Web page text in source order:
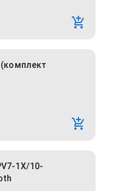
1X/10-